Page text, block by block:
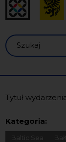
Szukaj
Tytuł
Kategoria:
Baltic Sea